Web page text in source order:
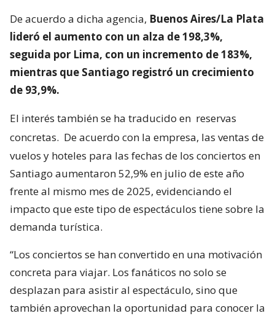
De acuerdo a dicha agencia, Buenos Aires/La Plata
lideró el aumento con un alza de 198,3%,
seguida por Lima, con un incremento de 183%,
mientras que Santiago registró un crecimiento
de 93,9%.
El interés también se ha traducido en reservas
concretas. De acuerdo con la empresa, las ventas de
vuelos y hoteles para las fechas de los conciertos en
Santiago aumentaron 52,9% en julio de este año
frente al mismo mes de 2025, evidenciando el
impacto que este tipo de espectáculos tiene sobre la
demanda turística.
“Los conciertos se han convertido en una motivación
concreta para viajar. Los fanáticos no solo se
desplazan para asistir al espectáculo, sino que
también aprovechan la oportunidad para conocer la